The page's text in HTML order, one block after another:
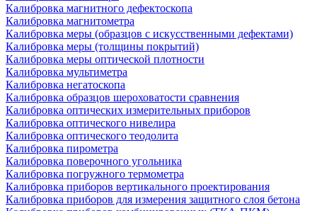
Калибровка магнитного дефектоскопа
Калибровка магнитометра
Калибровка меры (образцов с искусственными дефектами)
Калибровка меры (толщины покрытий)
Калибровка меры оптической плотности
Калибровка мультиметра
Калибровка негатоскопа
Калибровка образцов шероховатости сравнения
Калибровка оптических измерительных приборов
Калибровка оптического нивелира
Калибровка оптического теодолита
Калибровка пирометра
Калибровка поверочного угольника
Калибровка погружного термометра
Калибровка приборов вертикального проектирования
Калибровка приборов для измерения защитного слоя бетона